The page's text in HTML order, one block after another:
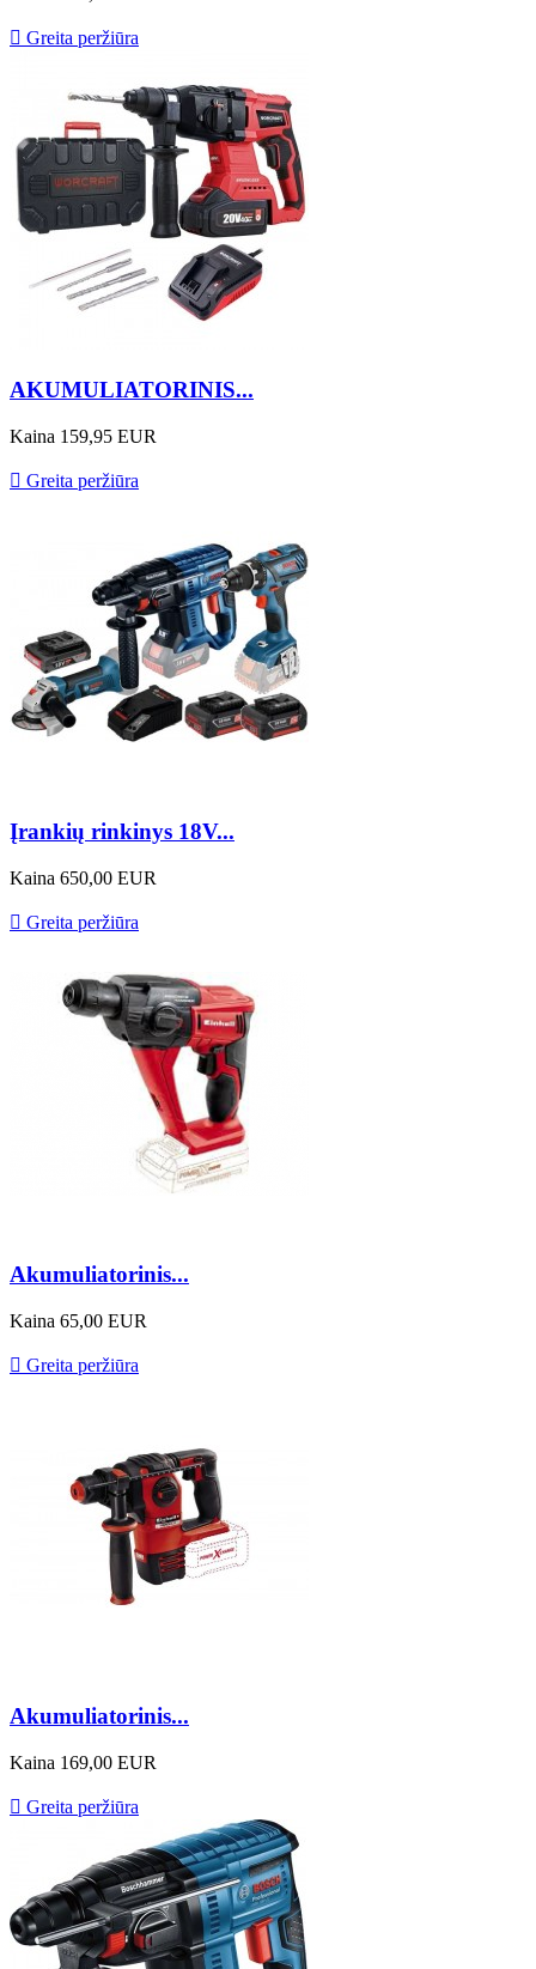
 Greita peržiūra
AKUMULIATORINIS...
Kaina 159,95 EUR
 Greita peržiūra
Įrankių rinkinys 18V...
Kaina 650,00 EUR
 Greita peržiūra
Akumuliatorinis...
Kaina 65,00 EUR
 Greita peržiūra
Akumuliatorinis...
Kaina 169,00 EUR
 Greita peržiūra